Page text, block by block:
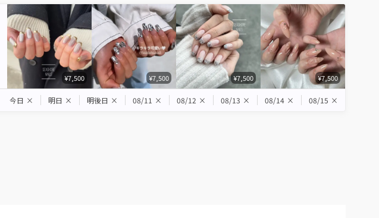
¥7,500 ¥7,500 ¥7,500 ¥7,500
今日 × 明日 × 明後日 × 08/11 × 08/12 × 08/13 × 08/14 × 08/15 ×